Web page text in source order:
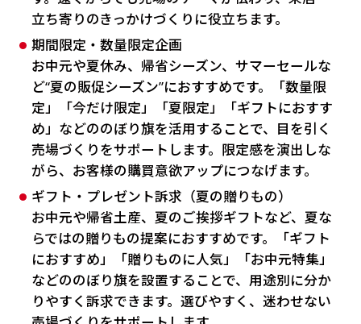
立ち寄りのきっかけづくりに役立ちます。
期間限定・数量限定企画
お中元や夏休み、帰省シーズン、サマーセールな
ど“夏の販促シーズン”におすすめです。「数量限
定」「今だけ限定」「夏限定」「ギフトにおすす
め」などののぼり旗を活用することで、目を引く
売場づくりをサポートします。限定感を演出しな
がら、お客様の購買意欲アップにつなげます。
ギフト・プレゼント訴求（夏の贈りもの）
お中元や帰省土産、夏のご挨拶ギフトなど、夏な
らではの贈りもの提案におすすめです。「ギフト
におすすめ」「贈りものに人気」「お中元特集」
などののぼり旗を設置することで、用途別に分か
りやすく訴求できます。選びやすく、迷わせない